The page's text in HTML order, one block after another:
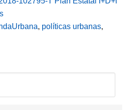
, políticas urbanas,